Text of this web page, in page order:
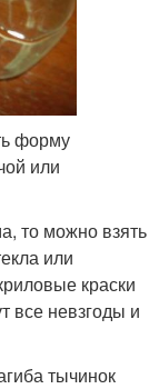
форму
или
то можно взять
или
краски
все невзгоды и
тычинок